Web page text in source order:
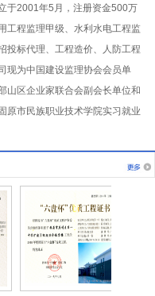
2001年5月，注册资金500万
工程监理甲级、水利水电工程监
投标代理、工程造价、人防工程
现为中国建设监理协会会员单
山区企业家联合会副会长单位和
原市民族职业技术学院实习就业